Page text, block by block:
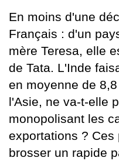
En moins d'une
Français : d'un
mère Teresa, elle
de Tata. L'Inde
en moyenne de
l'Asie, ne va-t-elle
monopolisant les
exportations ?
brosser un rapide